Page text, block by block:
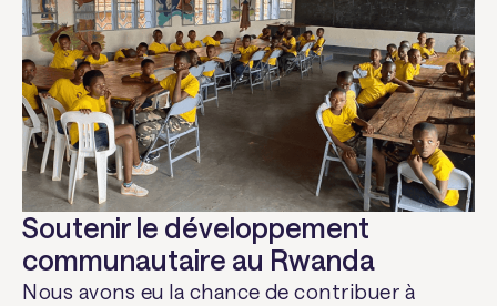
Soutenir le développement
communautaire au Rwanda
Nous avons eu la chance de contribuer à